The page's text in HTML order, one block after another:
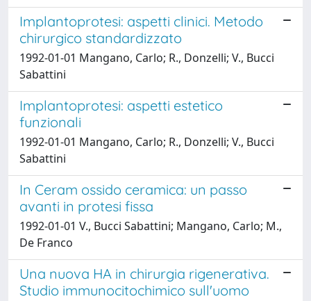
Implantoprotesi: aspetti clinici. Metodo
chirurgico standardizzato
1992-01-01 Mangano, Carlo; R., Donzelli; V., Bucci
Sabattini
Implantoprotesi: aspetti estetico
funzionali
1992-01-01 Mangano, Carlo; R., Donzelli; V., Bucci
Sabattini
In Ceram ossido ceramica: un passo
avanti in protesi fissa
1992-01-01 V., Bucci Sabattini; Mangano, Carlo; M.,
De Franco
Una nuova HA in chirurgia rigenerativa.
Studio immunocitochimico sull'uomo